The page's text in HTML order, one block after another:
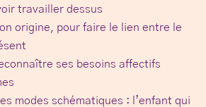
travailler dessus
origine , pour faire le lien entre le
ses besoins affectifs
modes schématiques : l’enfant qui